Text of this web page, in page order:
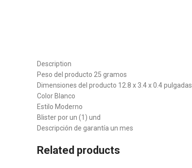
Description
Peso del producto 25 gramos
Dimensiones del producto 12.8 x 3.4 x 0.4 pulgadas
Color Blanco
Estilo Moderno
Blister por un (1) und
Descripción de garantía un mes
Related products